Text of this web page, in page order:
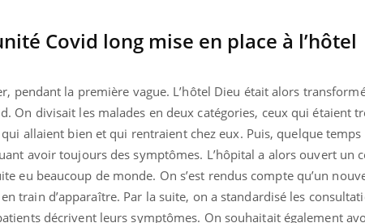
Covid long mise en place à l’hôtel
pendant la première vague. L’hôtel Dieu était alors
On divisait les malades en deux catégories, ceux qui étaient
allaient bien et qui rentraient chez eux. Puis, quelque temps
avoir toujours des symptômes. L’hôpital a alors ouvert un
eu beaucoup de monde. On s’est rendus compte qu’un
train d’apparaître. Par la suite, on a standardisé les
décrivent leurs symptômes. On souhaitait également